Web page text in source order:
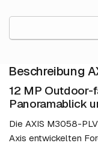
Beschreibung
12 MP Outdoor-
Panoramablick
Die AXIS M3058-
Axis entwickelten